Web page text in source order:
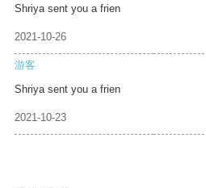
Shriya sent you a frien
2021-10-26
游客
Shriya sent you a frien
2021-10-23